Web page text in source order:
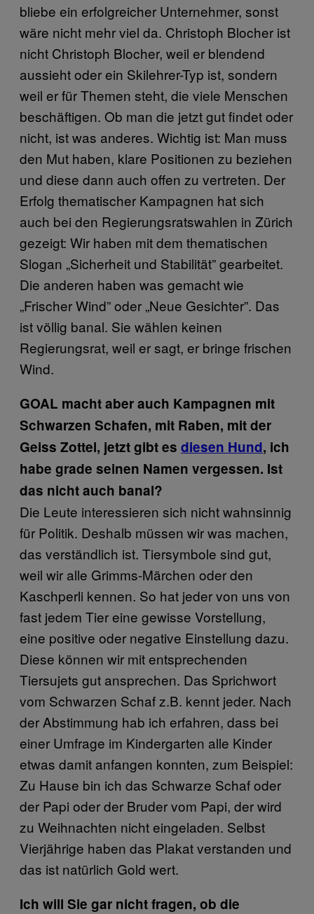
bliebe ein erfolgreicher Unternehmer, sonst
wäre nicht mehr viel da. Christoph Blocher ist
nicht Christoph Blocher, weil er blendend
aussieht oder ein Skilehrer-Typ ist, sondern
weil er für Themen steht, die viele Menschen
beschäftigen. Ob man die jetzt gut findet oder
nicht, ist was anderes. Wichtig ist: Man muss
den Mut haben, klare Positionen zu beziehen
und diese dann auch offen zu vertreten. Der
Erfolg thematischer Kampagnen hat sich
auch bei den Regierungsratswahlen in Zürich
gezeigt: Wir haben mit dem thematischen
Slogan „Sicherheit und Stabilität” gearbeitet.
Die anderen haben was gemacht wie
„Frischer Wind” oder „Neue Gesichter”. Das
ist völlig banal. Sie wählen keinen
Regierungsrat, weil er sagt, er bringe frischen
Wind.
GOAL macht aber auch Kampagnen mit
Schwarzen Schafen, mit Raben, mit der
Geiss Zottel, jetzt gibt es diesen Hund, ich
habe grade seinen Namen vergessen. Ist
das nicht auch banal?
Die Leute interessieren sich nicht wahnsinnig
für Politik. Deshalb müssen wir was machen,
das verständlich ist. Tiersymbole sind gut,
weil wir alle Grimms-Märchen oder den
Kaschperli kennen. So hat jeder von uns von
fast jedem Tier eine gewisse Vorstellung,
eine positive oder negative Einstellung dazu.
Diese können wir mit entsprechenden
Tiersujets gut ansprechen. Das Sprichwort
vom Schwarzen Schaf z.B. kennt jeder. Nach
der Abstimmung hab ich erfahren, dass bei
einer Umfrage im Kindergarten alle Kinder
etwas damit anfangen konnten, zum Beispiel:
Zu Hause bin ich das Schwarze Schaf oder
der Papi oder der Bruder vom Papi, der wird
zu Weihnachten nicht eingeladen. Selbst
Vierjährige haben das Plakat verstanden und
das ist natürlich Gold wert.
Ich will Sie gar nicht fragen, ob die